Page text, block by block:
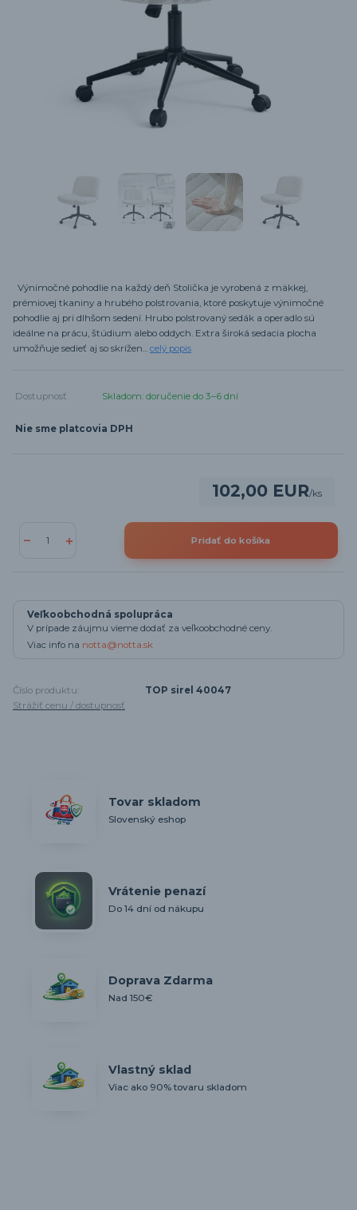
Výnimočné pohodlie na každý deň Stolička je vyrobená z mäkkej,
prémiovej tkaniny a hrubého polstrovania, ktoré poskytuje výnimočné
pohodlie aj pri dlhšom sedení. Hrubo polstrovaný sedák a operadlo sú
ideálne na prácu, štúdium alebo oddych. Extra široká sedacia plocha
umožňuje sedieť aj so skrížen... celý popis
Dostupnosť Skladom: doručenie do 3–6 dní
Nie sme platcovia DPH
102,00 EUR/ks
Pridať do košíka
Veľkoobchodná spolupráca
V prípade záujmu vieme dodať za veľkoobchodné ceny.
Viac info na notta@notta.sk
Číslo produktu:
TOP sirel 40047
Strážiť cenu / dostupnosť
Tovar skladom
Slovenský eshop
Vrátenie penazí
Do 14 dní od nákupu
Doprava Zdarma
Nad 150€
Vlastný sklad
Viac ako 90% tovaru skladom